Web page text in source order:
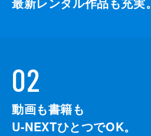
02
動画も書籍も
U-NEXTひとつでOK。